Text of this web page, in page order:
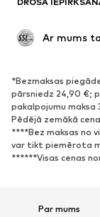
Ar mums
*Bezmaksas
pārsniedz 24,90 €;
pakalpojumu maksa
Pēdējā zemākā
****Bez maksas no
var tikt piemērota
******Visas cenas
Par mums